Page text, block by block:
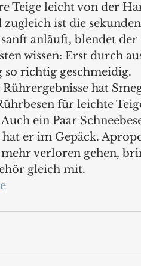
Teige leicht von der
zugleich ist die
anläuft, blendet
wissen: Erst durch
so richtig geschmeidig.
hat
für leichte
Auch ein Paar
hat er im Gepäck.
verloren gehen,
gleich mit.